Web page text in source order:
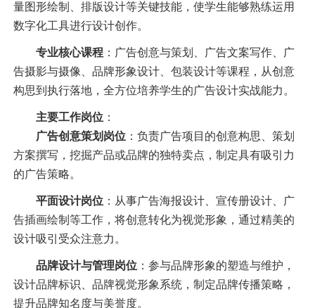
量图形绘制、排版设计等关键技能，使学生能够熟练运用
数字化工具进行设计创作。
专业核心课程 ：广告创意与策划、广告文案写作、广
告摄影与摄像、品牌形象设计、包装设计等课程，从创意
构思到执行落地，全方位培养学生的广告设计实战能力。
主要工作岗位 ：
广告创意策划岗位 ：负责广告项目的创意构思、策划
方案撰写，挖掘产品或品牌的独特卖点，制定具有吸引力
的广告策略。
平面设计岗位 ：从事广告海报设计、宣传册设计、广
告插画绘制等工作，将创意转化为视觉形象，通过精美的
设计吸引受众注意力。
品牌设计与管理岗位 ：参与品牌形象的塑造与维护，
设计品牌标识、品牌视觉形象系统，制定品牌传播策略，
提升品牌知名度与美誉度。